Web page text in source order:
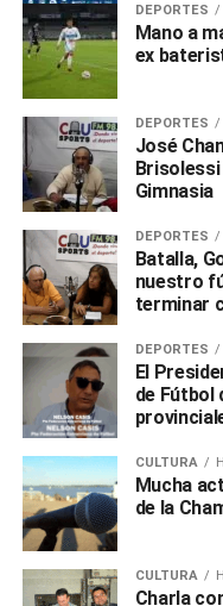
DEPORTES
Mano a
ex
DEPORTES
José
Gimnasia
DEPORTES
Batalla,
nuestro
terminar
DEPORTES
El
de Fútbol
CULTURA
Mucha
de la
CULTURA
Charla